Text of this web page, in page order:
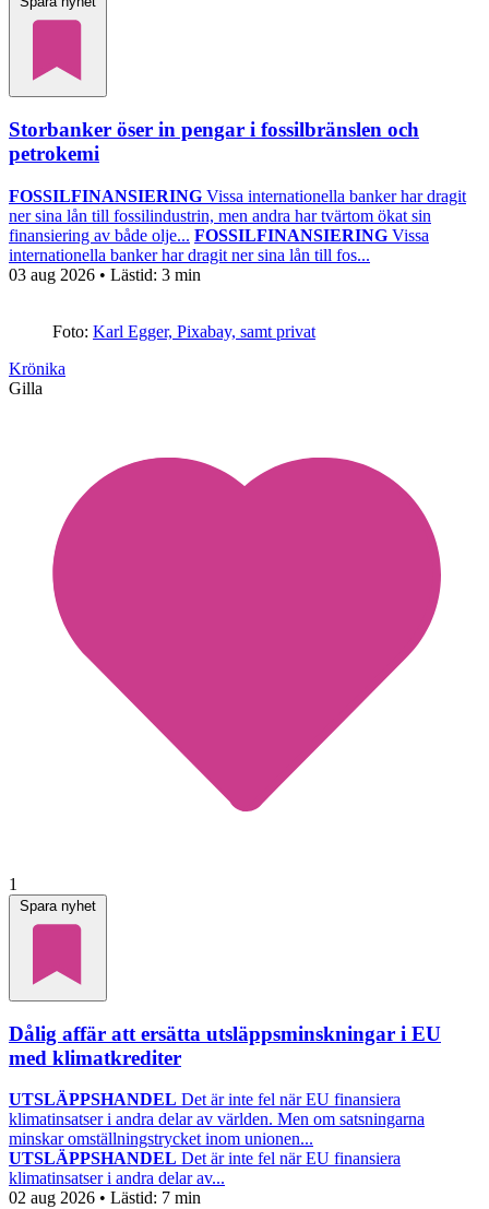
Storbanker öser in pengar i fossilbränslen och
petrokemi
FOSSILFINANSIERING Vissa internationella banker har dragit
ner sina lån till fossilindustrin, men andra har tvärtom ökat sin
finansiering av både olje... FOSSILFINANSIERING Vissa
internationella banker har dragit ner sina lån till fos...
03 aug 2026 • Lästid: 3 min
Foto: Karl Egger, Pixabay, samt privat
Krönika
Gilla
1
Spara nyhet
Dålig affär att ersätta utsläppsminskningar i EU
med klimatkrediter
UTSLÄPPSHANDEL Det är inte fel när EU finansiera
klimatinsatser i andra delar av världen. Men om satsningarna
minskar omställningstrycket inom unionen...
UTSLÄPPSHANDEL Det är inte fel när EU finansiera
klimatinsatser i andra delar av...
02 aug 2026 • Lästid: 7 min